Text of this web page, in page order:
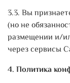
3.3. Вы
(но не
размещении и/
через сервисы
4. Политика